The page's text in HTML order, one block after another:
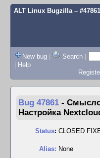
ALT Linux Bugzilla– #47861
New bug | Search |
| Help
Bug 47861 -
Настройка
Status: CLOSED
Alias: None